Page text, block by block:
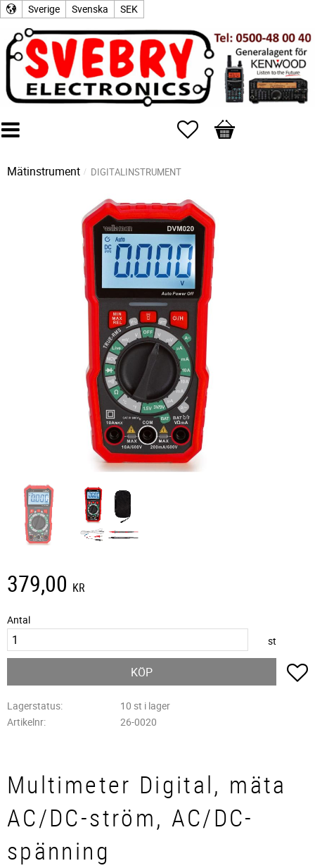
Sverige Svenska SEK
Favoriter
Kundvagn
Mätinstrument DIGITALINSTRUMENT
379,00 KR
Antal
st
KÖP
Lagerstatus
10 st i lager
Artikelnr
26-0020
Multimeter Digital, mäta
AC/DC-ström, AC/DC-
spänning